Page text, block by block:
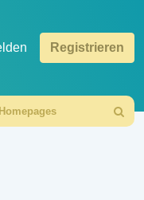
Registrieren
Suche